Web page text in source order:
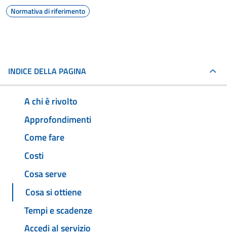
Normativa di riferimento
INDICE DELLA PAGINA
A chi è rivolto
Approfondimenti
Come fare
Costi
Cosa serve
Cosa si ottiene
Tempi e scadenze
Accedi al servizio